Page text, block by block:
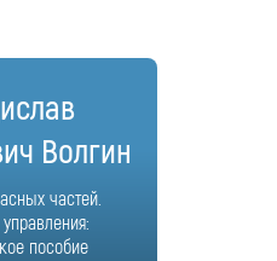
Волгин
частей.
пособие